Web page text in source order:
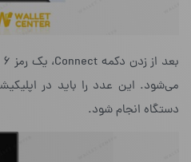
دستگاه انجام شود.